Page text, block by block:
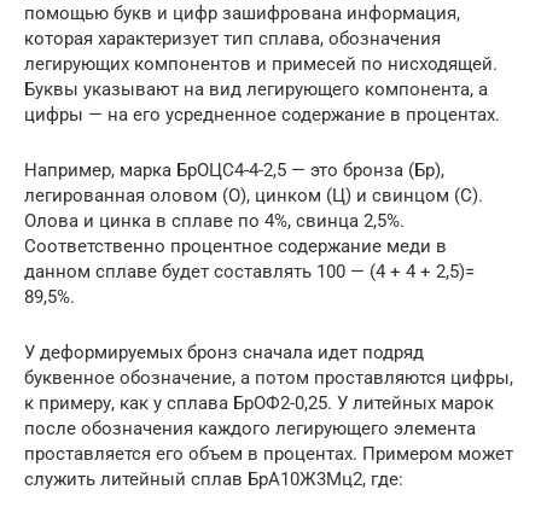
помощью букв и цифр зашифрована информация,
которая характеризует тип сплава, обозначения
легирующих компонентов и примесей по нисходящей.
Буквы указывают на вид легирующего компонента, а
цифры — на его усредненное содержание в процентах.
Например, марка БрОЦС4-4-2,5 — это бронза (Бр),
легированная оловом (О), цинком (Ц) и свинцом (С).
Олова и цинка в сплаве по 4%, свинца 2,5%.
Соответственно процентное содержание меди в
данном сплаве будет составлять 100 — (4 + 4 + 2,5)=
89,5%.
У деформируемых бронз сначала идет подряд
буквенное обозначение, а потом проставляются цифры,
к примеру, как у сплава БрОФ2-0,25. У литейных марок
после обозначения каждого легирующего элемента
проставляется его объем в процентах. Примером может
служить литейный сплав БрА10Ж3Мц2, где: